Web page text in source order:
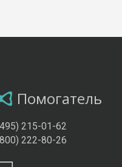
Помогатель
215-01-62
222-80-26